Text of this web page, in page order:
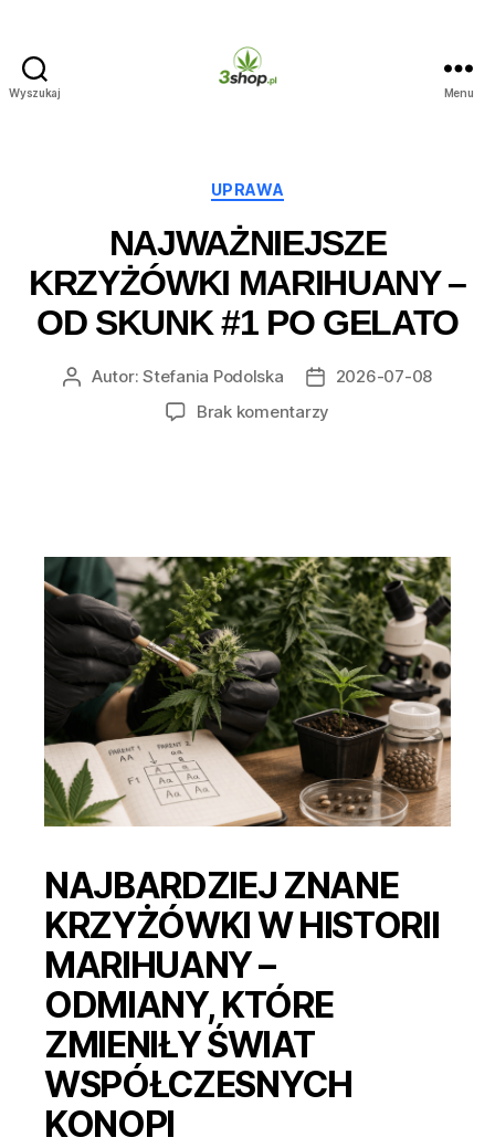
Wyszukaj Menu
Kategorie
UPRAWA
NAJWAŻNIEJSZE
KRZYŻÓWKI MARIHUANY –
OD SKUNK #1 PO GELATO
AutorAutor:Stefania Podolska
Data2026-07-08
Brak komentarzy
Skunk
#1
po
Gelato
NAJBARDZIEJ ZNANE
KRZYŻÓWKI W HISTORII
MARIHUANY –
ODMIANY, KTÓRE
ZMIENIŁY ŚWIAT
WSPÓŁCZESNYCH
KONOPI